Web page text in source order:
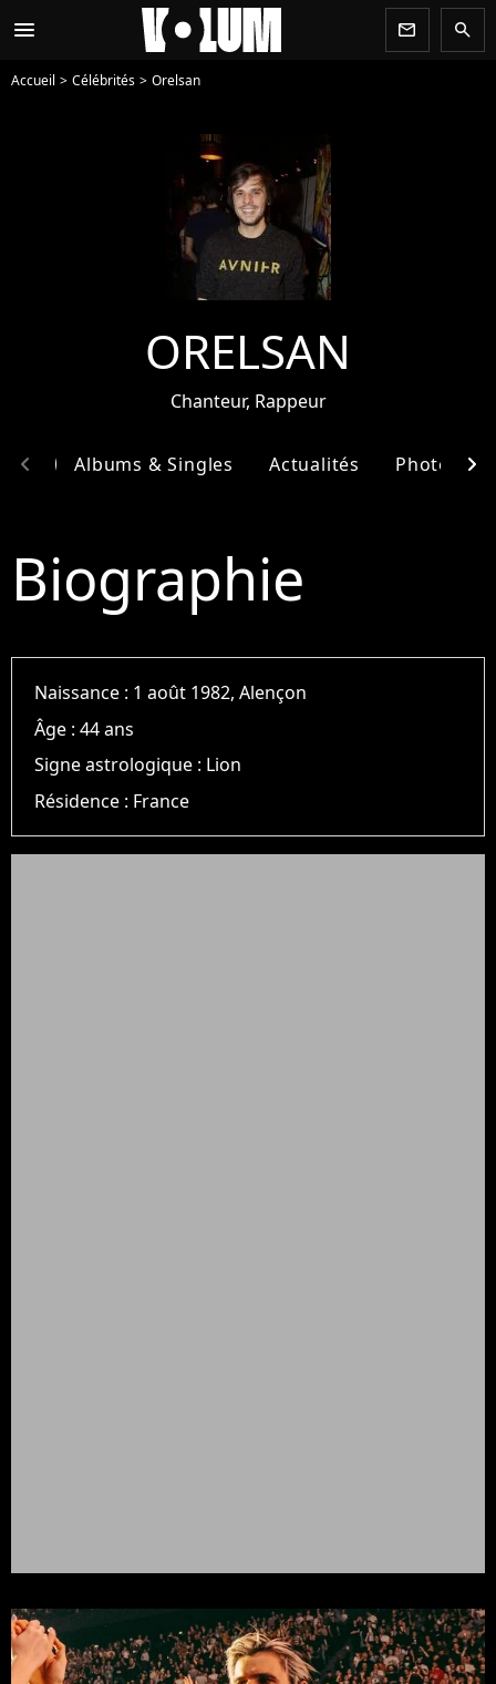
menu newsletter search
Accueil Célébrités Orelsan
ORELSAN
Chanteur, Rappeur
Albums & Singles Actualités Photos
chevron_left chevron_right
Biographie
Naissance : 1 août 1982, Alençon
Âge :44 ans
Signe astrologique : Lion
Résidence : France